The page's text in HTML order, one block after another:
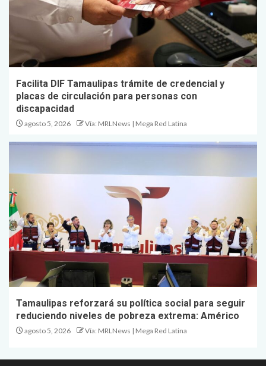
Facilita DIF Tamaulipas trámite de credencial y
placas de circulación para personas con
discapacidad
agosto 5, 2026 Vía: MRLNews | Mega Red Latina
Tamaulipas reforzará su política social para seguir
reduciendo niveles de pobreza extrema: Américo
agosto 5, 2026 Vía: MRLNews | Mega Red Latina